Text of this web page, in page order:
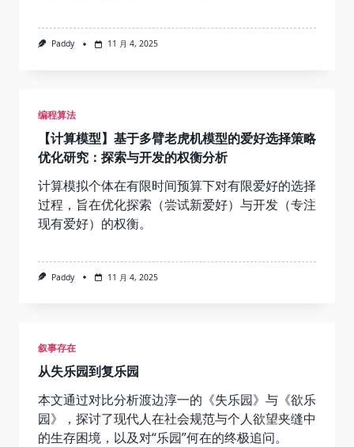
Paddy 11 月 4, 2025
编程算法
【计算模型】基于多臂老虎机模型的爱好选择策略
优化研究：探索与开发的权衡分析
计算模拟个体在有限时间预算下对有限爱好的选择
过程，旨在优化探索（尝试新爱好）与开发（专注
现有爱好）的权衡。
Paddy 11 月 4, 2025
叙事存在
从失乐园到复乐园
本文通过对比分析渡边淳一的《失乐园》与《欲乐
园》，探讨了现代人在社会规范与个人欲望夹缝中
的生存困境，以及对“乐园”何在的终极追问。